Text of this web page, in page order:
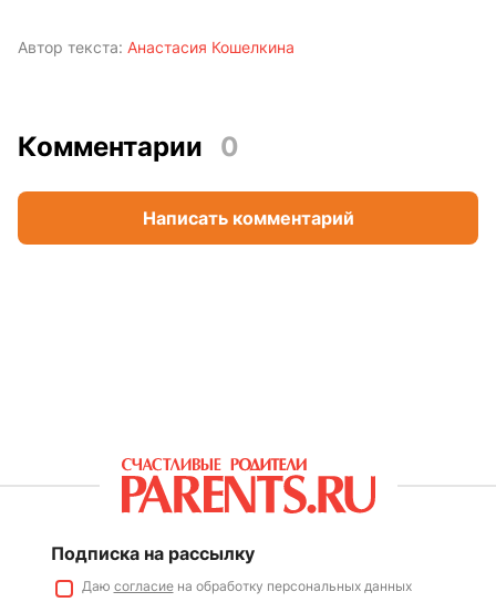
Автор текста: Анастасия Кошелкина
Комментарии 0
Написать комментарий
Подписка на рассылку
Даю согласиена обработку персональных данных